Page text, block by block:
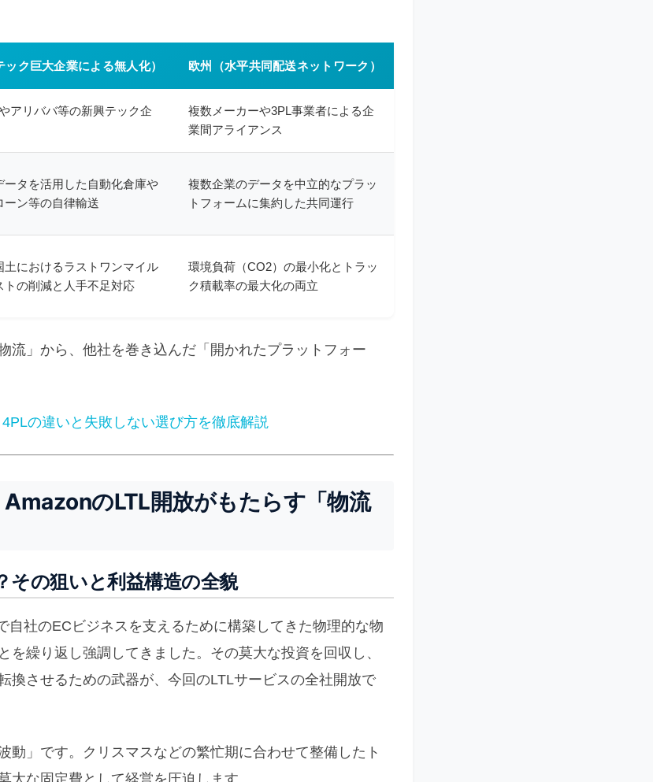
ック巨大企業による無人化） 欧州（水平共同配送ネットワーク）
アリババ等の新興テック企
複数メーカーや3PL事業者による企
業間アライアンス
ータを活用した自動化倉庫や
ーン等の自律輸送
複数企業のデータを中立的なプラッ
トフォームに集約した共同運行
土におけるラストワンマイル
トの削減と人手不足対応
環境負荷（CO2）の最小化とトラッ
ク積載率の最大化の両立
流」から、他社を巻き込んだ「開かれたプラットフォー
の違いと失敗しない選び方を徹底解説
のLTL開放がもたらす「物流
の狙いと利益構造の全貌
社のECビジネスを支えるために構築してきた物理的な物
繰り返し強調してきました。その莫大な投資を回収し、
換させるための武器が、今回のLTLサービスの全社開放で
」です。クリスマスなどの繁忙期に合わせて整備したト